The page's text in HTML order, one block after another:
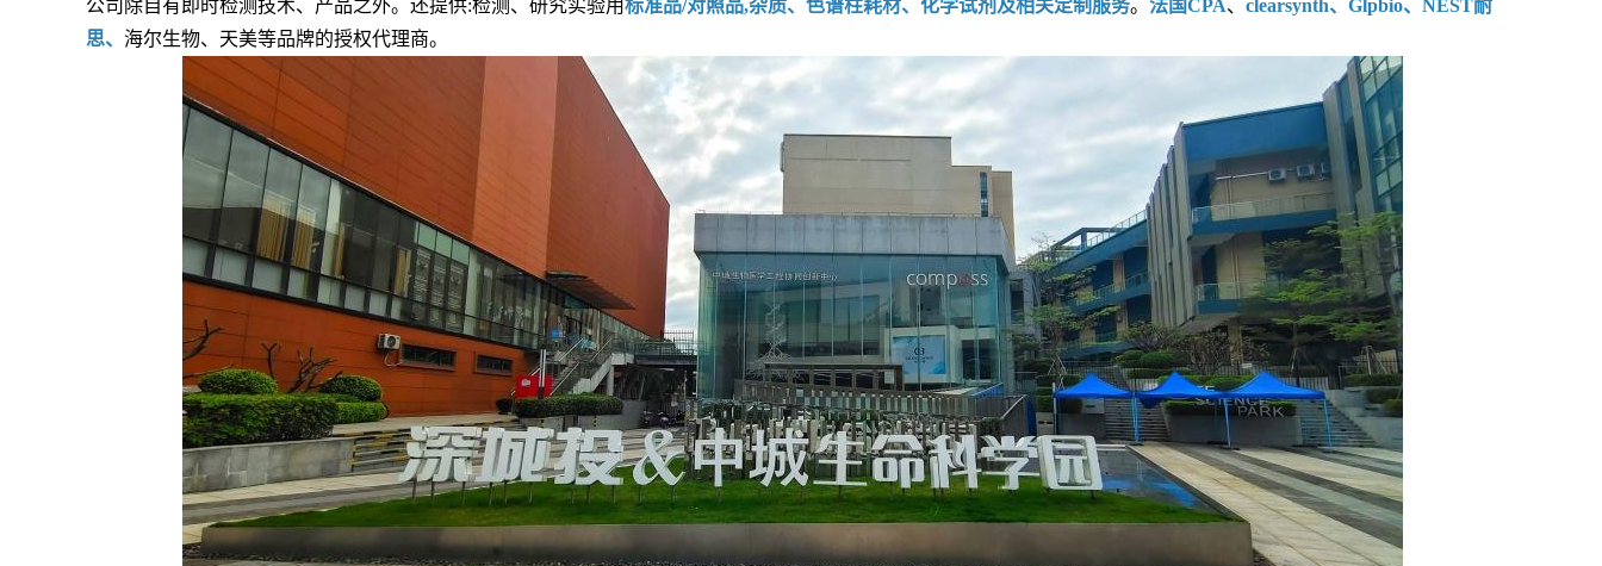
公司除自有即时检测技术、产品之外。还提供:检测、研究实验用标准品/对照品,杂质、色谱柱耗材、化学试剂及相关定制服务。 法国CPA、 clearsynth、Glpbio、NEST耐
思、 海尔生物、天美等品牌的授权代理商。